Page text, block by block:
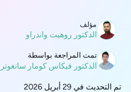
مؤلف
الدكتور روهيت واندراو
تمت المراجعة بواسطة
الدكتور فيكاس كومار سانغوترا
تم التحديث في 29 أبريل 2026